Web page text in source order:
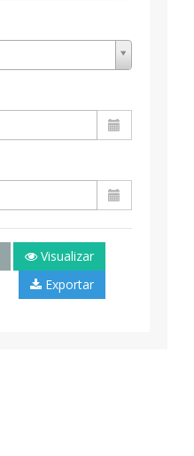
Visualizar
Exportar